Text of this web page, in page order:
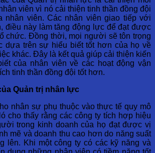
viên vì nó cải thiện tinh thần đồng đội
nhân viên. Các nhân viên giao tiếp với
điều này làm tăng động lực để đạt được
chức. Đồng thời, mọi người sẽ tôn trọng
dựa trên sự hiểu biết tốt hơn của họ về
khác. Đây là kết quả giúp cải thiện kiến
của nhân viên về các hoạt động vận
tinh thần đồng đội tốt hơn.
Quản trị nhân lực
nhân sự phụ thuộc vào thực tế quy mô
cho thấy rằng các công ty tích hợp hiệu
trong kinh doanh của họ đạt được vị
mẽ và doanh thu cao hơn do năng suất
lên. Khi một công ty có các kỹ năng và